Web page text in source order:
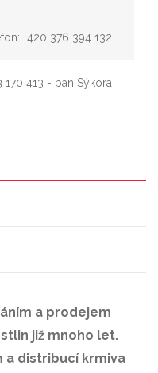
+420 376 394 132
170 413 - pan Sýkora
a prodejem
již mnoho let.
a distribucí krmiva